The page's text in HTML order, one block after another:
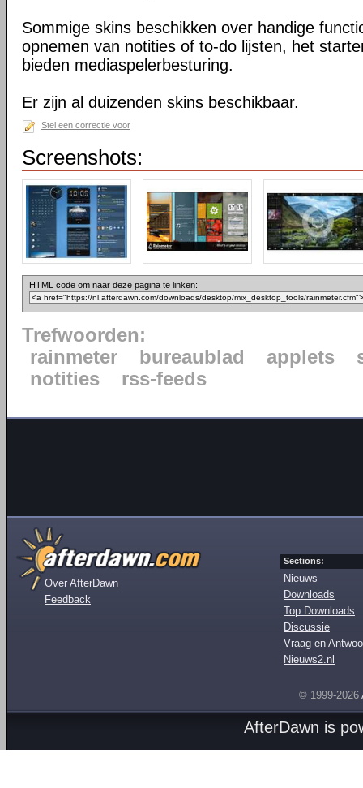
Sommige skins beschikken over handige
opnemen van notities of to-do lijsten, het
bieden mediaspelerbesturing.
Er zijn al duizenden skins beschikbaar.
Stel een correctie voor
Screenshots:
HTML code om naar deze pagina te linken:
Trefwoorden:
rainmeter
bureaublad applets
notities
rss-feeds
Over AfterDawn
Feedback
Sections:
Nieuws
Downloads
Top Downloads
Discussie
Vraag en
Nieuws2.nl
© 1999-2026
AfterDawn is